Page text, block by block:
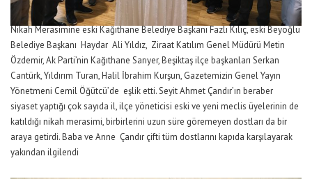
Nikah Merasimine eski Kağıthane Belediye Başkanı Fazlı Kılıç, eski Beyoğlu
Belediye Başkanı Haydar Ali Yıldız, Ziraat Katılım Genel Müdürü Metin
Özdemir, Ak Parti’nin Kağıthane Sarıyer, Beşiktaş ilçe başkanları Serkan
Cantürk, Yıldırım Turan, Halil İbrahim Kurşun, Gazetemizin Genel Yayın
Yönetmeni Cemil Öğütcü’de eşlik etti. Seyit Ahmet Çandır’ın beraber
siyaset yaptığı çok sayıda il, ilçe yöneticisi eski ve yeni meclis üyelerinin de
katıldığı nikah merasimi, birbirlerini uzun süre göremeyen dostları da bir
araya getirdi. Baba ve Anne Çandır çifti tüm dostlarını kapıda karşılayarak
yakından ilgilendi